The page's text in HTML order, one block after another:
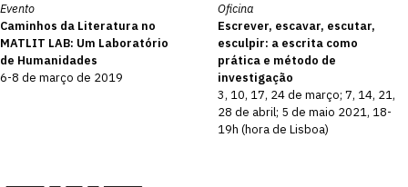
Evento
Caminhos da Literatura no
MATLIT LAB: Um Laboratório
de Humanidades
6-8 de março de 2019
Oficina
Escrever, escavar, escutar,
esculpir: a escrita como
prática e método de
investigação
3, 10, 17, 24 de março; 7, 14, 21,
28 de abril; 5 de maio 2021, 18-
19h (hora de Lisboa)